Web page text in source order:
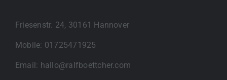
Friesenstr. 24, 30161 Hannover
Mobile: 01725471925
Email: hallo@ralfboettcher.com